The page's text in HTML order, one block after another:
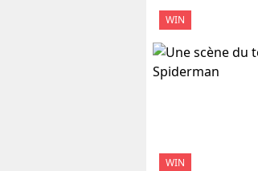
WIN
WIN